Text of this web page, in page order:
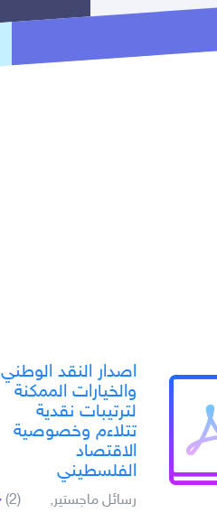
اصدار النقد الوطني
والخيارات الممكنة
لترتيبات نقدية
تتلاءم وخصوصية
الاقتصاد
الفلسطيني
(2)
رسائل ماجستير,